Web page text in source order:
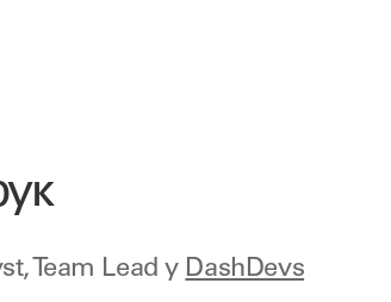
Team Lead у DashDevs